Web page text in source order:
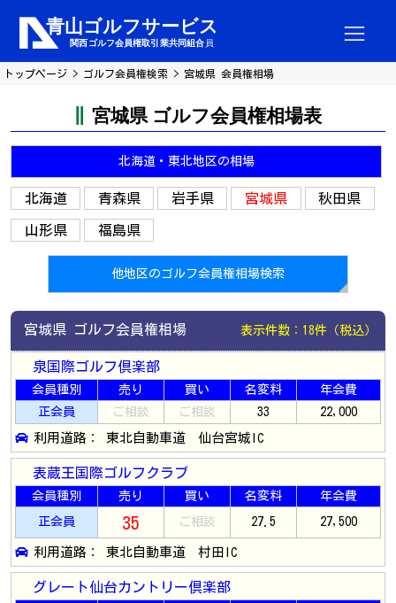
トップページ ゴルフ会員権検索 宮城県 会員権相場
宮城県 ゴルフ会員権相場表
北海道・東北地区の相場
北海道 青森県 岩手県 宮城県 秋田県
山形県 福島県
他地区のゴルフ会員権相場検索
宮城県 ゴルフ会員権相場 表示件数：18件（税込）
泉国際ゴルフ倶楽部
会員種別 売り 買い 名変料
年会費
正会員
ご相談 ご相談 33 22,000
利用道路： 東北自動車道 仙台宮城IC
表蔵王国際ゴルフクラブ
会員種別 売り 買い 名変料 年会費
正会員 35 ご相談 27.5 27,500
利用道路： 東北自動車道 村田IC
グレート仙台カントリー倶楽部